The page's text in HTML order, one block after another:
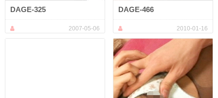
DAGE-325
2007-05-06
DAGE-466
2010-01-16